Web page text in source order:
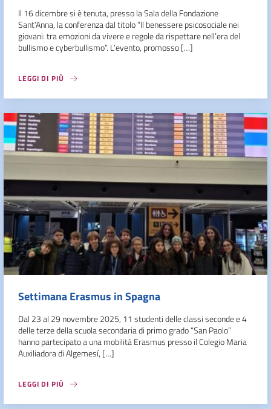
Il 16 dicembre si è tenuta, presso la Sala della Fondazione
Sant’Anna, la conferenza dal titolo “Il benessere psicosociale nei
giovani: tra emozioni da vivere e regole da rispettare nell’era del
bullismo e cyberbullismo”. L’evento, promosso […]
LEGGI DI PIÙ
Settimana Erasmus in Spagna
Dal 23 al 29 novembre 2025, 11 studenti delle classi seconde e 4
delle terze della scuola secondaria di primo grado “San Paolo”
hanno partecipato a una mobilità Erasmus presso il Colegio Maria
Auxiliadora di Algemesí, […]
LEGGI DI PIÙ